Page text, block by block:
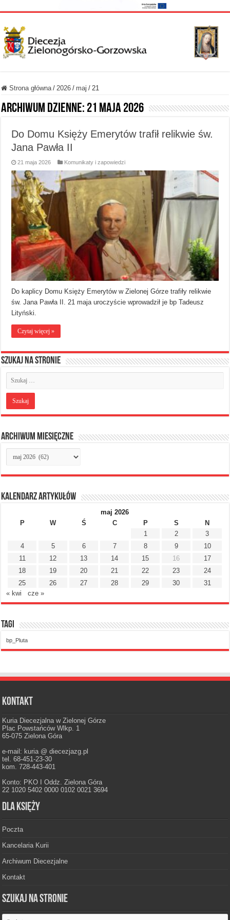
Strona główna / 2026 / maj / 21
Archiwum dzienne: 21 maja 2026
Do Domu Księży Emerytów trafił relikwie św.
Jana Pawła II
21 maja 2026 Komunikaty i zapowiedzi
Do kaplicy Domu Księży Emerytów w Zielonej Górze trafiły relikwie
św. Jana Pawła II. 21 maja uroczyście wprowadził je bp Tadeusz
Lityński.
Czytaj więcej »
Szukaj na stronie
Archiwum miesięczne
Archiwum
miesięczne
Kalendarz artykułów
maj 2026
P
W Ś C P S
N
1
2
3
4
5 6 7 8 9
10
11
12 13 14 15 16
17
18
19 20 21 22 23
24
25
26 27 28 29 30
31
« kwi
cze »
Tagi
bp_Pluta
Kontakt
Kuria Diecezjalna w Zielonej Górze
Plac Powstańców Wlkp. 1
65-075 Zielona Góra
e-mail: kuria @ diecezjazg.pl
tel. 68-451-23-30
kom. 728-443-401
Konto: PKO I Oddz. Zielona Góra
22 1020 5402 0000 0102 0021 3694
Dla księży
Poczta
Kancelaria Kurii
Archiwum Diecezjalne
Kontakt
Szukaj na stronie